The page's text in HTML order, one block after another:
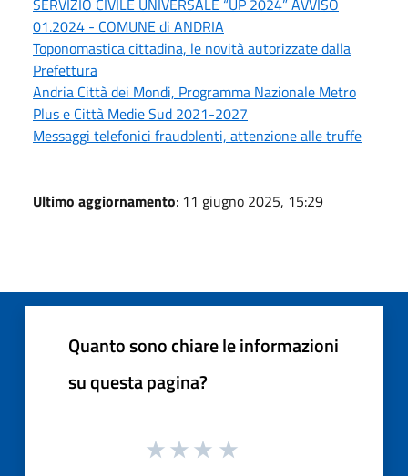
SERVIZIO CIVILE UNIVERSALE “UP 2024” AVVISO
01.2024 - COMUNE di ANDRIA
Toponomastica cittadina, le novità autorizzate dalla
Prefettura
Andria Città dei Mondi, Programma Nazionale Metro
Plus e Città Medie Sud 2021-2027
Messaggi telefonici fraudolenti, attenzione alle truffe
Ultimo aggiornamento: 11 giugno 2025, 15:29
Quanto sono chiare le informazioni
su questa pagina?